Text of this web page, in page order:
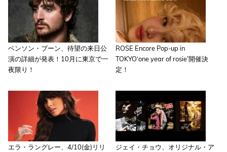
ベンソン・ブーン、待望の来日公
演の詳細が発表！10月に東京で一
夜限り！
ROSE Encore Pop-up in
TOKYO‘one year of rosie’開催決
定！
エラ・ラングレー、4/10(金)リリ
ジェイ・チョウ、オリジナル・ア